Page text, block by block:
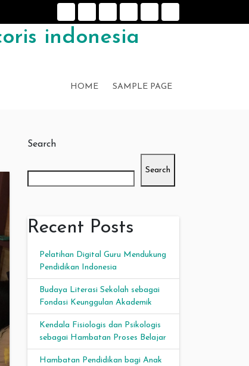
indonesia
HOME SAMPLE PAGE
Search
Search
Recent Posts
Pelatihan Digital Guru Mendukung
Pendidikan Indonesia
Budaya Literasi Sekolah sebagai
Fondasi Keunggulan Akademik
Kendala Fisiologis dan Psikologis
sebagai Hambatan Proses Belajar
Hambatan Pendidikan bagi Anak